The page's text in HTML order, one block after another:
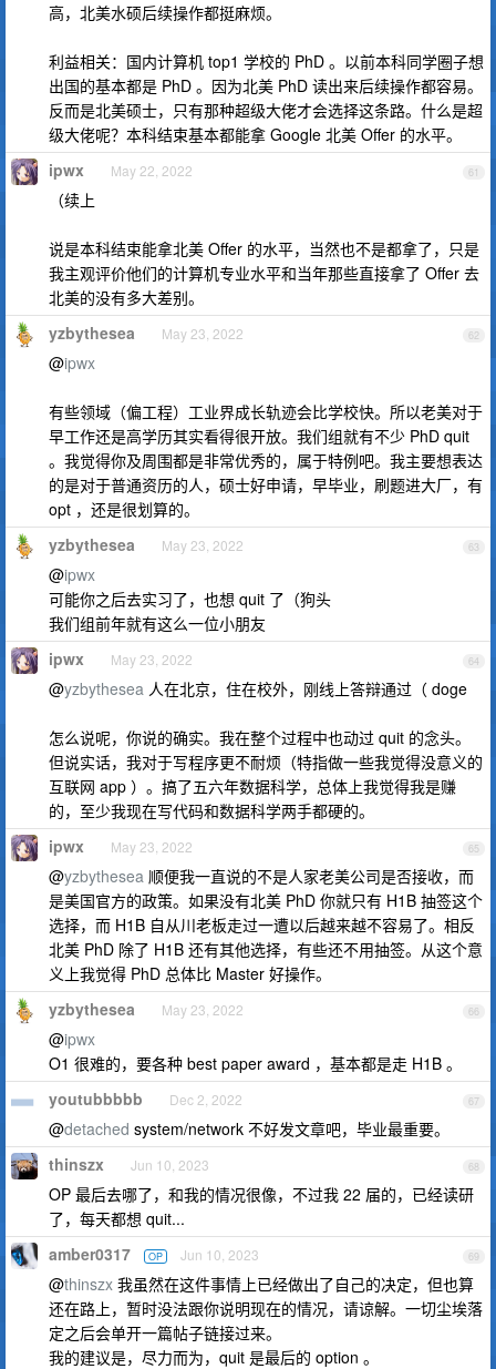
高，北美水硕后续操作都挺麻烦。
利益相关：国内计算机 top1 学校的 PhD 。以前本科同学圈子想
出国的基本都是 PhD 。因为北美 PhD 读出来后续操作都容易。
反而是北美硕士，只有那种超级大佬才会选择这条路。什么是超
级大佬呢？本科结束基本都能拿 Google 北美 Offer 的水平。
61
ipwx May 22, 2022
（续上
说是本科结束能拿北美 Offer 的水平，当然也不是都拿了，只是
我主观评价他们的计算机专业水平和当年那些直接拿了 Offer 去
北美的没有多大差别。
62
yzbythesea May 23, 2022
@ipwx
有些领域（偏工程）工业界成长轨迹会比学校快。所以老美对于
早工作还是高学历其实看得很开放。我们组就有不少 PhD quit
。我觉得你及周围都是非常优秀的，属于特例吧。我主要想表达
的是对于普通资历的人，硕士好申请，早毕业，刷题进大厂，有
opt ，还是很划算的。
63
yzbythesea May 23, 2022
@ipwx
可能你之后去实习了，也想 quit 了（狗头
我们组前年就有这么一位小朋友
64
ipwx May 23, 2022
@yzbythesea 人在北京，住在校外，刚线上答辩通过（ doge
怎么说呢，你说的确实。我在整个过程中也动过 quit 的念头。
但说实话，我对于写程序更不耐烦（特指做一些我觉得没意义的
互联网 app ）。搞了五六年数据科学，总体上我觉得我是赚
的，至少我现在写代码和数据科学两手都硬的。
65
ipwx May 23, 2022
@yzbythesea 顺便我一直说的不是人家老美公司是否接收，而
是美国官方的政策。如果没有北美 PhD 你就只有 H1B 抽签这个
选择，而 H1B 自从川老板走过一遭以后越来越不容易了。相反
北美 PhD 除了 H1B 还有其他选择，有些还不用抽签。从这个意
义上我觉得 PhD 总体比 Master 好操作。
66
yzbythesea May 23, 2022
@ipwx
O1 很难的，要各种 best paper award ，基本都是走 H1B 。
67
youtubbbbb Dec 2, 2022
@detached system/network 不好发文章吧，毕业最重要。
68
thinszx Jun 10, 2023
OP 最后去哪了，和我的情况很像，不过我 22 届的，已经读研
了，每天都想 quit...
69
amber0317 OP Jun 10, 2023
@thinszx 我虽然在这件事情上已经做出了自己的决定，但也算
还在路上，暂时没法跟你说明现在的情况，请谅解。一切尘埃落
定之后会单开一篇帖子链接过来。
我的建议是，尽力而为，quit 是最后的 option 。